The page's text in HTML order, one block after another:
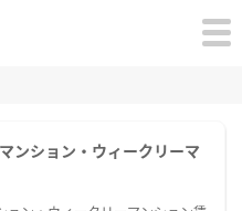
ンション・ウィークリーマ